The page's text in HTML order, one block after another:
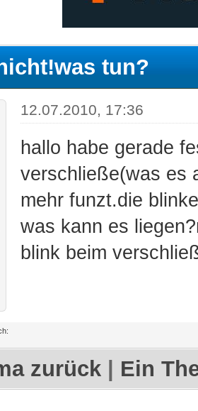
tun?
12.07.2010, 17:36
hallo habe gerade
verschließe(was es
mehr funzt.die
was kann es
blink beim
zurück Ein